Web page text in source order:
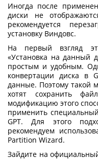
Иногда после
диски не
рекомендуется
установку Виндовс.
На первый взгляд
«Установка на данный
простым и удобным.
конвертации диска в
данные. Поэтому такой
хотят сохранить
модификацию этого
применить
GPT. Для этого
рекомендуем
Partition Wizard.
Зайдите на